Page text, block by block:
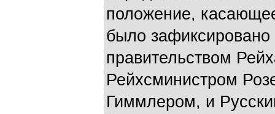
положение,
было
правительством
Рейхсминистром
Гиммлером, и